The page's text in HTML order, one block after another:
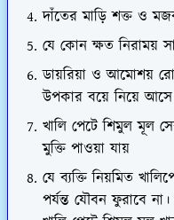
দাঁতের মাড়ি শক্ত ও
যে কোন ক্ষত নিরাময়
ডায়রিয়া ও আমোশয়
উপকার বয়ে নিয়ে আসে
খালি পেটে শিমুল মূল
মুক্তি পাওয়া যায়
যে ব্যক্তি নিয়মিত
পর্যন্ত যৌবন ফুরাবে